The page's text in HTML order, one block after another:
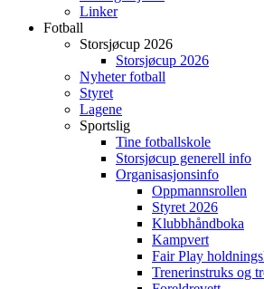
Linker
Fotball
Storsjøcup 2026
Storsjøcup 2026
Nyheter fotball
Styret
Lagene
Sportslig
Tine fotballskole
Storsjøcup generell info
Organisasjonsinfo
Oppmannsrollen
Styret 2026
Klubbhåndboka
Kampvert
Fair Play
Trenerinstruks og